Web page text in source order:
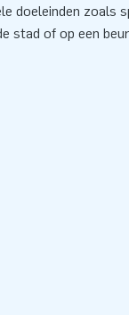
doeleinden zoals
stad of op een